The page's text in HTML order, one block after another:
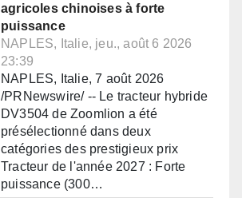
agricoles chinoises à forte
puissance
NAPLES, Italie, jeu., août 6 2026
23:39
NAPLES, Italie, 7 août 2026
/PRNewswire/ -- Le tracteur hybride
DV3504 de Zoomlion a été
présélectionné dans deux
catégories des prestigieux prix
Tracteur de l'année 2027 : Forte
puissance (300…